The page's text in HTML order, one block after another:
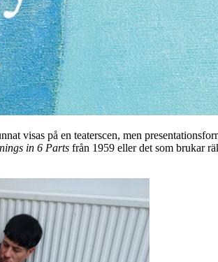
visas på en teaterscen, men
in 6 Parts från 1959 eller det som brukar